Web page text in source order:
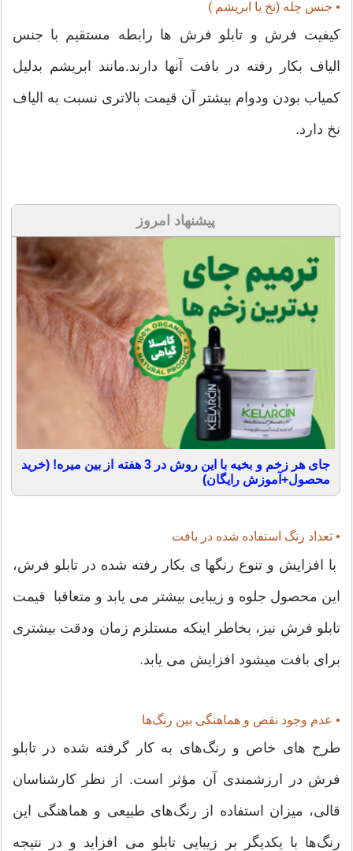
• جنس چله (نخ یا ابریشم )
کیفیت فرش و تابلو فرش ها رابطه مستقیم با جنس
الیاف بکار رفته در بافت آنها دارند.مانند ابریشم بدلیل
کمیاب بودن ودوام بیشتر آن قیمت بالاتری نسبت به الیاف
نخ دارد.
پیشنهاد امروز
جای هر زخم و بخیه با این روش در 3 هفته از بین میره! (خرید
محصول+آموزش رایگان)
• تعداد رنگ استفاده شده در بافت
با افزایش و تنوع رنگها ی بکار رفته شده در تابلو فرش،
این محصول جلوه و زیبایی بیشتر می یابد و متعاقبا قیمت
تابلو فرش نیز، بخاطر اینکه مستلزم زمان ودقت بیشتری
برای بافت میشود افزایش می یابد.
• عدم وجود نقص و هماهنگی بین رنگ‌ها
طرح های خاص و رنگ‌های به کار گرفته شده در تابلو
فرش در ارزشمندی آن مؤثر است. از نظر کارشناسان
قالی، میزان استفاده از رنگ‌های طبیعی و هماهنگی این
رنگ‌ها با یکدیگر بر زیبایی تابلو می افزاید و در نتیجه